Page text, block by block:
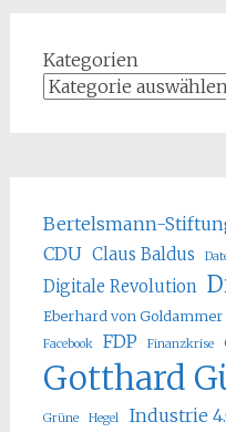
Kategorien
Bertelsmann-
CDU Claus Baldus
Digitale Revolution
Eberhard von Goldammer
Facebook FDP Finanzkrise
Gotthard
Grüne Hegel Industrie